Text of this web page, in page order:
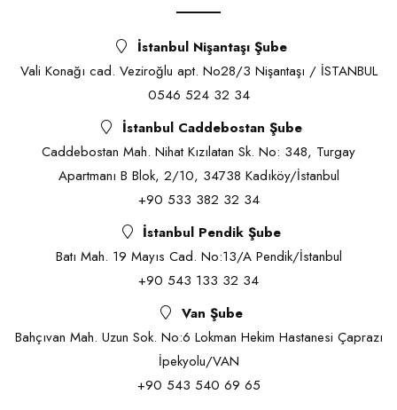
İstanbul Nişantaşı Şube
Vali Konağı cad. Veziroğlu apt. No28/3 Nişantaşı / İSTANBUL
0546 524 32 34
İstanbul Caddebostan Şube
Caddebostan Mah. Nihat Kızılatan Sk. No: 348, Turgay
Apartmanı B Blok, 2/10, 34738 Kadıköy/İstanbul
+90 533 382 32 34
İstanbul Pendik Şube
Batı Mah. 19 Mayıs Cad. No:13/A Pendik/İstanbul
+90 543 133 32 34
Van Şube
Bahçıvan Mah. Uzun Sok. No:6 Lokman Hekim Hastanesi Çaprazı
İpekyolu/VAN
+90 543 540 69 65